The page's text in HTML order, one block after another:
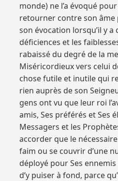
monde) ne l’a évoqué
retourner contre son
son évocation lorsqu’il y a
déficiences et les
rabaissé du degré de la
Miséricordieux vers celui
chose futile et inutile qui
rien auprès de son
gens ont vu que leur roi
amis, Ses préférés et Ses
Messagers et les
accorder que le
faim ou se couvrir d’une
déployé pour Ses
d’y puiser à fond, parce